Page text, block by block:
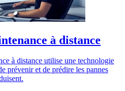
à distance
à distance utilise une technologie
prévenir et de prédire les pannes